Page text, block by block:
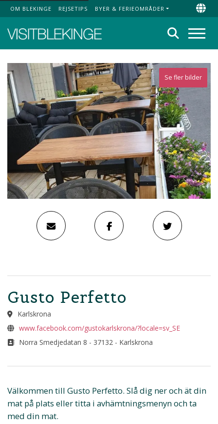
Top Menu
OM BLEKINGE REJSETIPS BYER & FERIEOMRÅDER
Søg
Se fler bilder
Gusto Perfetto
Karlskrona
www.facebook.com/gustokarlskrona/?locale=sv_SE
Norra Smedjedatan 8 - 37132 - Karlskrona
Välkommen till Gusto Perfetto. Slå dig ner och ät din
mat på plats eller titta i avhämtningsmenyn och ta
med din mat.